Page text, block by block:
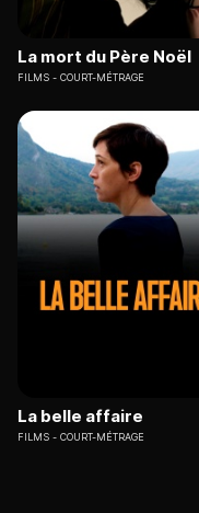
La mort du Père Noël
FILMS COURT-MÉTRAGE
La belle affaire
FILMS COURT-MÉTRAGE